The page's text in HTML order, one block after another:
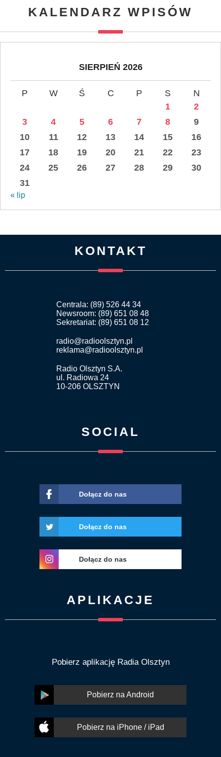
KALENDARZ WPISÓW
SIERPIEŃ 2026
P W Ś C P S
N
1
2
3
4 5 6 7 8
9
10
11 12 13 14 15
16
17
18 19 20 21 22
23
24
25 26 27 28 29
30
31
« lip
KONTAKT
Centrala: (89) 526 44 34
Newsroom: (89) 651 08 48
Sekretariat: (89) 651 08 12
radio@radioolsztyn.pl
reklama@radioolsztyn.pl
Radio Olsztyn S.A.
ul. Radiowa 24
10-206 OLSZTYN
SOCIAL
Dołącz do nas
Dołącz do nas
Dołącz do nas
APLIKACJE
Pobierz aplikację Radia Olsztyn
Pobierz na Android
Pobierz na iPhone / iPad